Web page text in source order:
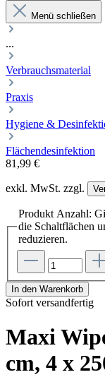
Menü schließen
...
Verbrauchsmaterial
Praxis
Hygiene &
Flächendesinfektion
81,99 €
exkl. MwSt. zzgl.
Produkt Anzahl:
die Schaltflächen
reduzieren.
In den Warenkorb
Sofort versandfertig
Maxi
cm, 4 x